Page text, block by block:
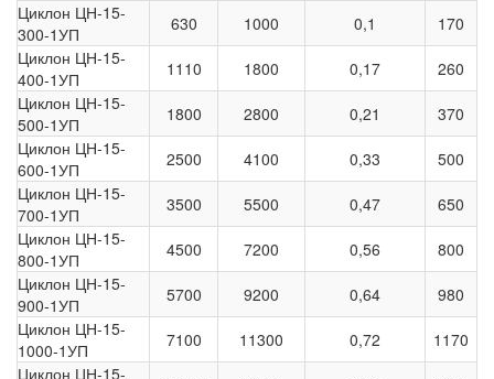
Циклон ЦН-15-
300-1УП
630 1000 0,1
170
Циклон ЦН-15-
400-1УП
1110 1800 0,17
260
Циклон ЦН-15-
500-1УП
1800 2800 0,21
370
Циклон ЦН-15-
600-1УП
2500 4100 0,33
500
Циклон ЦН-15-
700-1УП
3500 5500 0,47
650
Циклон ЦН-15-
800-1УП
4500 7200 0,56
800
Циклон ЦН-15-
900-1УП
5700 9200 0,64
980
Циклон ЦН-15-
1000-1УП
7100 11300 0,72
1170
Циклон ЦН-15-